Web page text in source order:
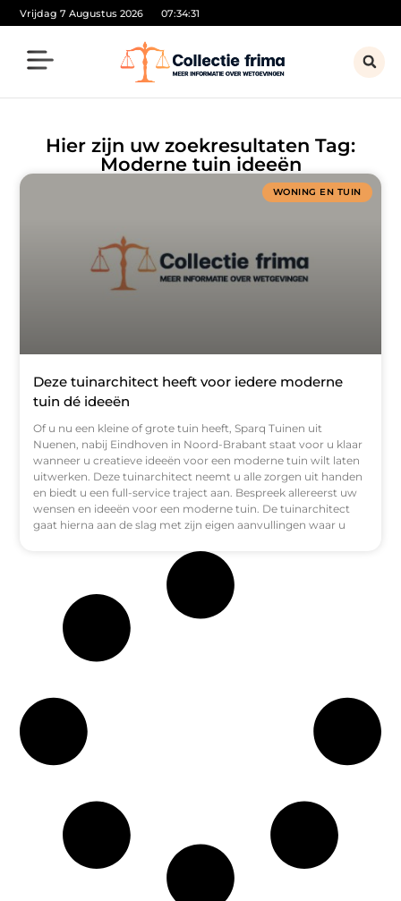
Vrijdag 7 Augustus 2026 07:34:31
Hier zijn uw zoekresultaten Tag:
Moderne tuin ideeën
WONING EN TUIN
Deze tuinarchitect heeft voor iedere moderne
tuin dé ideeën
Of u nu een kleine of grote tuin heeft, Sparq Tuinen uit
Nuenen, nabij Eindhoven in Noord-Brabant staat voor u klaar
wanneer u creatieve ideeën voor een moderne tuin wilt laten
uitwerken. Deze tuinarchitect neemt u alle zorgen uit handen
en biedt u een full-service traject aan. Bespreek allereerst uw
wensen en ideeën voor een moderne tuin. De tuinarchitect
gaat hierna aan de slag met zijn eigen aanvullingen waar u